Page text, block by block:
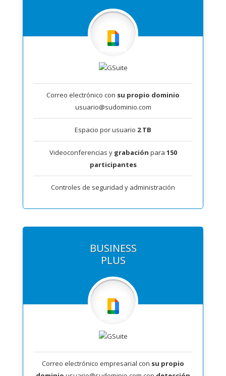
Correo electrónico con su propio dominio
usuario@sudominio.com
Espacio por usuario 2 TB
Videoconferencias y grabación para 150
participantes
Controles de seguridad y administración
BUSINESS
PLUS
Correo electrónico empresarial con su propio